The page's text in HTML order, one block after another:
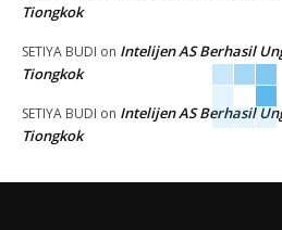
Tiongkok
SETIYA BUDI on Intelijen AS Berhasil
Tiongkok
SETIYA BUDI on Intelijen AS Berhasil
Tiongkok